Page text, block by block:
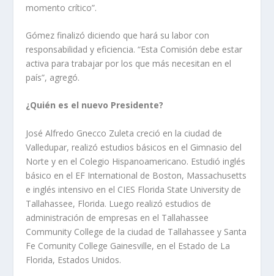
momento crítico”.
Gómez finalizó diciendo que hará su labor con
responsabilidad y eficiencia. “Esta Comisión debe estar
activa para trabajar por los que más necesitan en el
país”, agregó.
¿Quién es el nuevo Presidente?
José Alfredo Gnecco Zuleta creció en la ciudad de
Valledupar, realizó estudios básicos en el Gimnasio del
Norte y en el Colegio Hispanoamericano. Estudió inglés
básico en el EF International de Boston, Massachusetts
e inglés intensivo en el CIES Florida State University de
Tallahassee, Florida. Luego realizó estudios de
administración de empresas en el Tallahassee
Community College de la ciudad de Tallahassee y Santa
Fe Comunity College Gainesville, en el Estado de La
Florida, Estados Unidos.